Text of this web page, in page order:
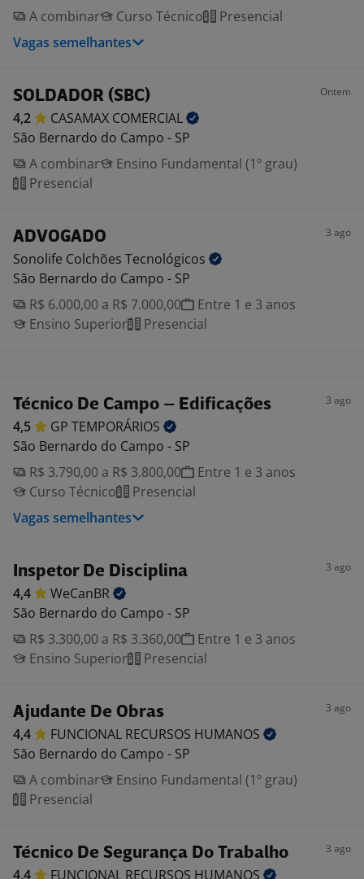
A combinar
Curso Técnico
Presencial
Vagas semelhantes
SOLDADOR (SBC) Ontem
4,2 CASAMAX COMERCIAL
São Bernardo do Campo - SP
A combinar
Ensino Fundamental (1º grau)
Presencial
ADVOGADO 3 ago
Sonolife Colchões Tecnológicos
São Bernardo do Campo - SP
R$ 6.000,00 a R$ 7.000,00
Entre 1 e 3 anos
Ensino Superior
Presencial
Técnico De Campo – Edificações 3 ago
4,5 GP TEMPORÁRIOS
São Bernardo do Campo - SP
R$ 3.790,00 a R$ 3.800,00
Entre 1 e 3 anos
Curso Técnico
Presencial
Vagas semelhantes
Inspetor De Disciplina 3 ago
4,4
WeCanBR
São Bernardo do Campo - SP
R$ 3.300,00 a R$ 3.360,00
Entre 1 e 3 anos
Ensino Superior
Presencial
Ajudante De Obras 3 ago
4,4 FUNCIONAL RECURSOS HUMANOS
São Bernardo do Campo - SP
A combinar
Ensino Fundamental (1º grau)
Presencial
Técnico De Segurança Do Trabalho 3 ago
4,4 FUNCIONAL RECURSOS HUMANOS